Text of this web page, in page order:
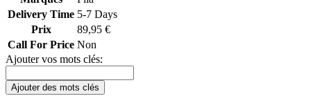
Delivery Time 5-7 Days
Prix
89,95 €
Call For Price Non
Ajouter vos mots clés:
Ajouter des mots clés